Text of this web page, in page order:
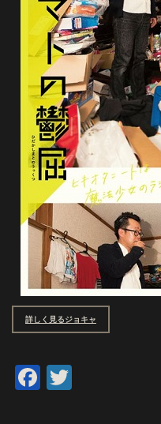
詳しく見るジョキャ
Facebook